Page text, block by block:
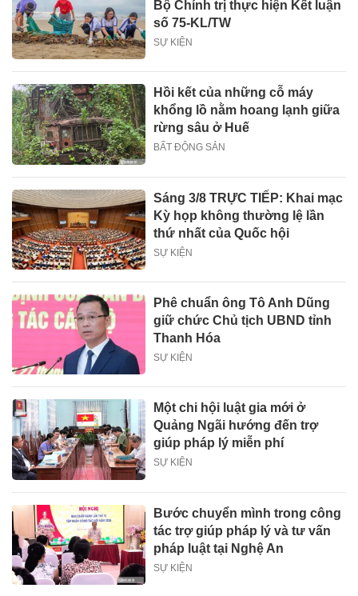
Bộ Chính trị thực hiện Kết luận
số 75-KL/TW
SỰ KIỆN
Hồi kết của những cỗ máy
khổng lồ nằm hoang lạnh giữa
rừng sâu ở Huế
BẤT ĐỘNG SẢN
Sáng 3/8 TRỰC TIẾP: Khai mạc
Kỳ họp không thường lệ lần
thứ nhất của Quốc hội
SỰ KIỆN
Phê chuẩn ông Tô Anh Dũng
giữ chức Chủ tịch UBND tỉnh
Thanh Hóa
SỰ KIỆN
Một chi hội luật gia mới ở
Quảng Ngãi hướng đến trợ
giúp pháp lý miễn phí
SỰ KIỆN
Bước chuyển mình trong công
tác trợ giúp pháp lý và tư vấn
pháp luật tại Nghệ An
SỰ KIỆN